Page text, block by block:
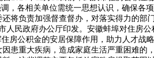
，各相关单位需统一思想认识，确保各
将负责加强督查督办，对落实得力的部
民政府办公厅印发。安徽蚌埠对住房
房公积金的安居保障作用，助力人才战
患重大疾病，造成家庭生活严重困难的